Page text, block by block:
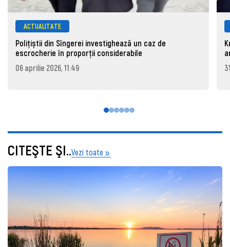
ACTUALITATE
Polițiștii din Sîngerei investighează un caz de
escrocherie în proporții considerabile
06 aprilie 2026, 11:49
CITEŞTE ŞI..Vezi toate